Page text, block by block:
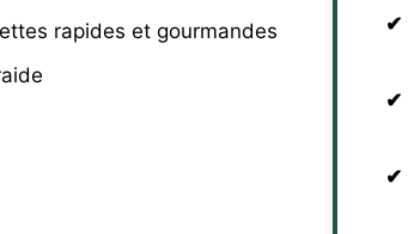
rapides et gourmandes